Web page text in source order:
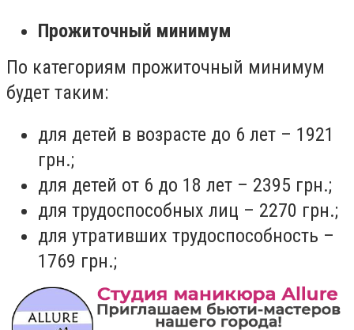
Прожиточный минимум
По категориям прожиточный минимум
будет таким:
для детей в возрасте до 6 лет – 1921
грн.;
для детей от 6 до 18 лет – 2395 грн.;
для трудоспособных лиц – 2270 грн.;
для утративших трудоспособность –
1769 грн.;